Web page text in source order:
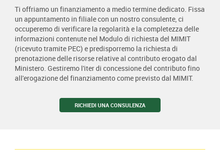
Ti offriamo un finanziamento a medio termine dedicato. Fissa
un appuntamento in filiale con un nostro consulente, ci
occuperemo di verificare la regolarità e la completezza delle
informazioni contenute nel Modulo di richiesta del MIMIT
(ricevuto tramite PEC) e predisporremo la richiesta di
prenotazione delle risorse relative al contributo erogato dal
Ministero. Gestiremo l'iter di concessione del contributo fino
all'erogazione del finanziamento come previsto dal MIMIT.
RICHIEDI UNA CONSULENZA